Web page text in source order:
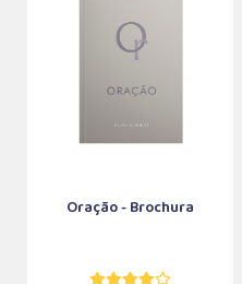
Oração - Brochura